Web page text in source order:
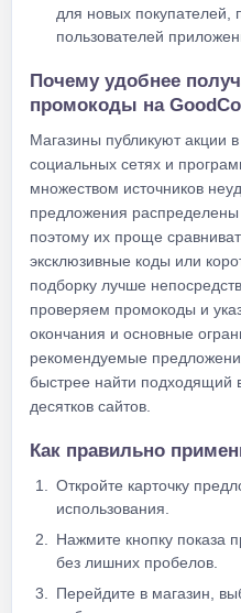
для новых покупателей,
пользователей
Почему удобнее
промокоды на
Магазины публикуют акции
социальных сетях и
множеством источников
предложения
поэтому их проще
эксклюзивные коды или
подборку лучше
проверяем промокоды и
окончания и основные
рекомендуемые
быстрее найти подходящий
десятков сайтов.
Как правильно
Откройте карточку
использования.
Нажмите кнопку показа
без лишних пробелов.
Перейдите в магазин,